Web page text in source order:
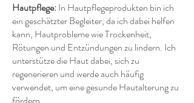
Hautpflege:In Hautpflegeprodukten bin ich
ein geschätzter Begleiter, da ich dabei helfen
kann, Hautprobleme wie Trockenheit,
Rötungen und Entzündungen zu lindern. Ich
unterstütze die Haut dabei, sich zu
regenerieren und werde auch häufig
verwendet, um eine gesunde Hautalterung zu